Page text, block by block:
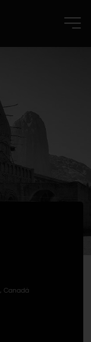
, Canadá